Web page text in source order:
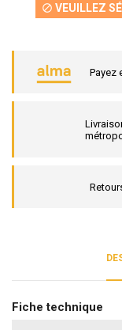
 VEUILLEZ
Payez
Fiche technique